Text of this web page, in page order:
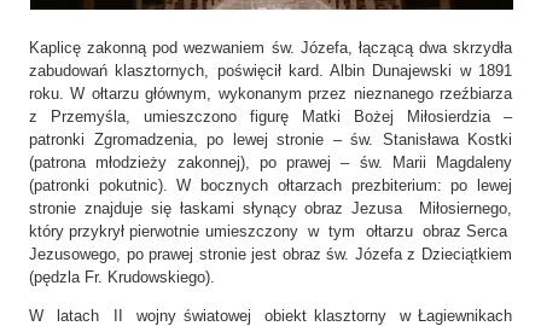
Kaplicę zakonną pod wezwaniem św. Józefa, łączącą dwa skrzydła
zabudowań klasztornych, poświęcił kard. Albin Dunajewski w 1891
roku. W ołtarzu głównym, wykonanym przez nieznanego rzeźbiarza
z Przemyśla, umieszczono figurę Matki Bożej Miłosierdzia –
patronki Zgromadzenia, po lewej stronie – św. Stanisława Kostki
(patrona młodzieży zakonnej), po prawej – św. Marii Magdaleny
(patronki pokutnic). W bocznych ołtarzach prezbiterium: po lewej
stronie znajduje się łaskami słynący obraz Jezusa Miłosiernego,
który przykrył pierwotnie umieszczony w tym ołtarzu obraz Serca
Jezusowego, po prawej stronie jest obraz św. Józefa z Dzieciątkiem
(pędzla Fr. Krudowskiego).
W latach II wojny światowej obiekt klasztorny w Łagiewnikach